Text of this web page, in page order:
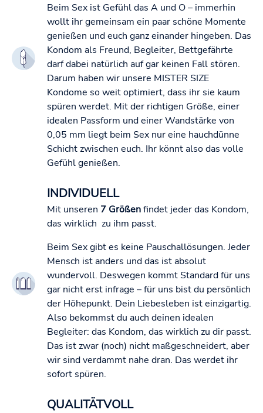
Beim Sex ist Gefühl das A und O – immerhin
wollt ihr gemeinsam ein paar schöne Momente
genießen und euch ganz einander hingeben. Das
Kondom als Freund, Begleiter, Bettgefährte
darf dabei natürlich auf gar keinen Fall stören.
Darum haben wir unsere MISTER SIZE
Kondome so weit optimiert, dass ihr sie kaum
spüren werdet. Mit der richtigen Größe, einer
idealen Passform und einer Wandstärke von
0,05 mm liegt beim Sex nur eine hauchdünne
Schicht zwischen euch. Ihr könnt also das volle
Gefühl genießen.
INDIVIDUELL
Mit unseren 7 Größenfindet jeder das Kondom,
das wirklich zu ihm passt.
Beim Sex gibt es keine Pauschallösungen. Jeder
Mensch ist anders und das ist absolut
wundervoll. Deswegen kommt Standard für uns
gar nicht erst infrage – für uns bist du persönlich
der Höhepunkt. Dein Liebesleben ist einzigartig.
Also bekommst du auch deinen idealen
Begleiter: das Kondom, das wirklich zu dir passt.
Das ist zwar (noch) nicht maßgeschneidert, aber
wir sind verdammt nahe dran. Das werdet ihr
sofort spüren.
QUALITÄTVOLL